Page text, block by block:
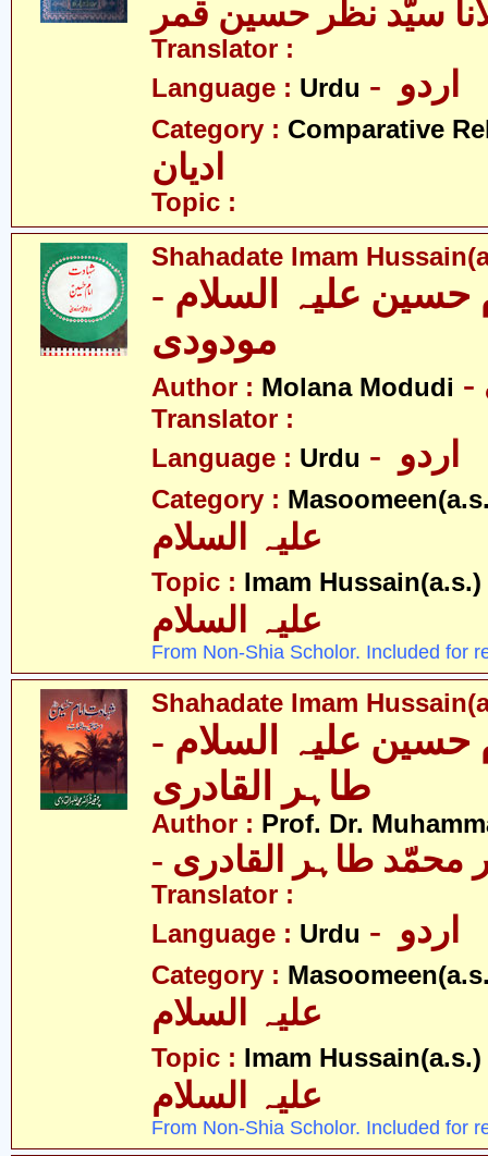
سیّد نظر حسین قمر
Translator :
Language : Urdu
Category : Comparative
ادیان
Topic :
Shahadate Imam
علیہ السلام -
Author : Molana Modudi
Translator :
Language : Urdu
Category :
Topic : Imam Hussain(a.s.)
علیہ السلام
From Non-Shia Scholor. Included for
Shahadate Imam
علیہ السلام -
Author : Prof. Dr.
محمّد طاہر القادری
Translator :
Language : Urdu
Category :
Topic : Imam Hussain(a.s.)
علیہ السلام
From Non-Shia Scholor. Included for